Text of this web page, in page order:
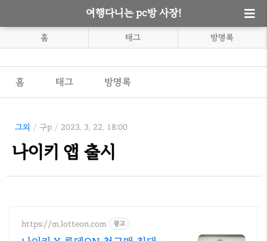
여행다니는 pc방 사장!
홈 태그 방명록
홈 태그 방명록
그외 / 구p / 2023. 3. 22. 18:00
나이키 앱 출시
https://m.lotteon.com 광고